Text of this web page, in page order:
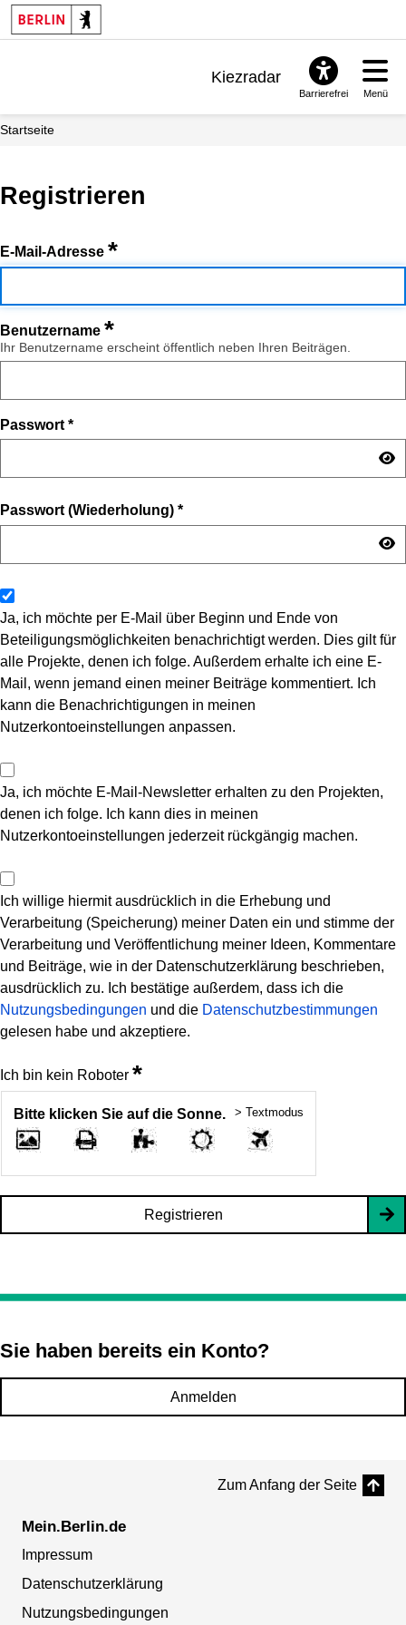
Kiezradar
Barrierefrei Menü
Startseite
Registrieren
E-Mail-Adresse *
Benutzername *
Ihr Benutzername erscheint öffentlich neben Ihren Beiträgen.
Passwort *
Passwort (Wiederholung) *
Ja, ich möchte per E-Mail über Beginn und Ende von
Beteiligungsmöglichkeiten benachrichtigt werden. Dies gilt für
alle Projekte, denen ich folge. Außerdem erhalte ich eine E-
Mail, wenn jemand einen meiner Beiträge kommentiert. Ich
kann die Benachrichtigungen in meinen
Nutzerkontoeinstellungen anpassen.
Ja, ich möchte E-Mail-Newsletter erhalten zu den Projekten,
denen ich folge. Ich kann dies in meinen
Nutzerkontoeinstellungen jederzeit rückgängig machen.
Ich willige hiermit ausdrücklich in die Erhebung und
Verarbeitung (Speicherung) meiner Daten ein und stimme der
Verarbeitung und Veröffentlichung meiner Ideen, Kommentare
und Beiträge, wie in der Datenschutzerklärung beschrieben,
ausdrücklich zu. Ich bestätige außerdem, dass ich die
Nutzungsbedingungen und die Datenschutzbestimmungen
gelesen habe und akzeptiere.
Ich bin kein Roboter *
Bitte klicken Sie auf die Sonne. > Textmodus
Registrieren
Sie haben bereits ein Konto?
Anmelden
Zum Anfang der Seite
Mein.Berlin.de
Impressum
Datenschutzerklärung
Nutzungsbedingungen